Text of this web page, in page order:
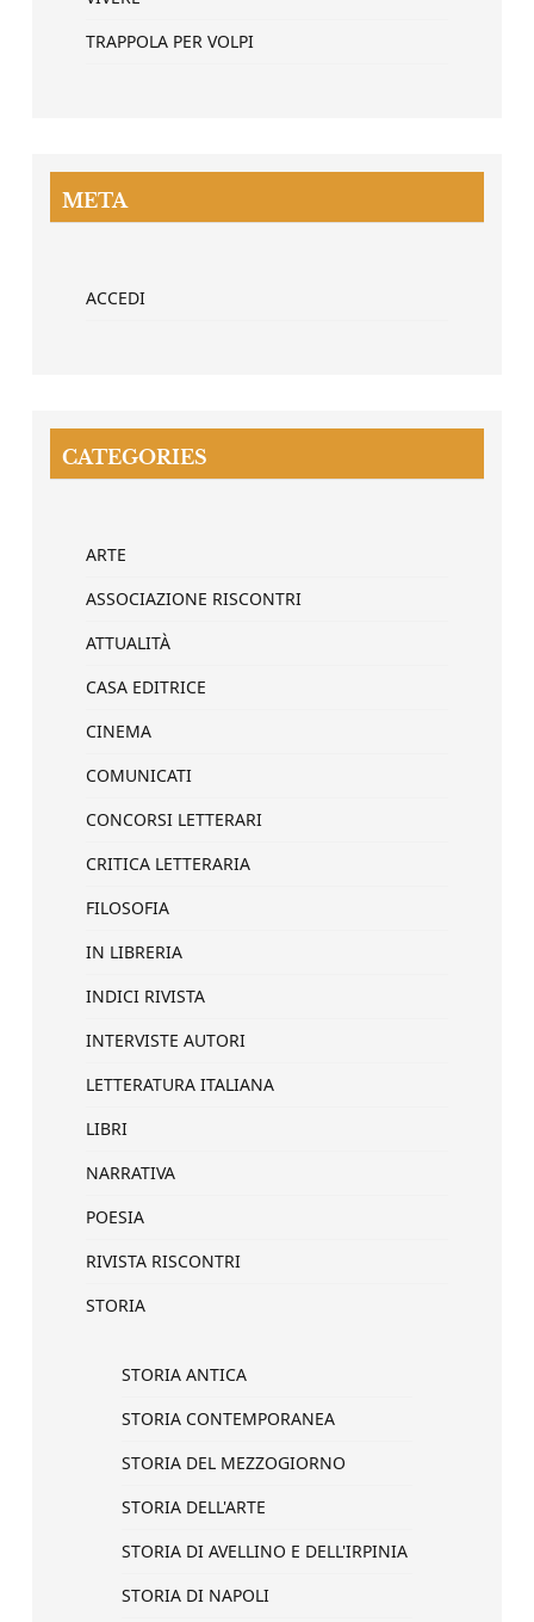
TRAPPOLA PER VOLPI
META
ACCEDI
CATEGORIES
ARTE
ASSOCIAZIONE RISCONTRI
ATTUALITÀ
CASA EDITRICE
CINEMA
COMUNICATI
CONCORSI LETTERARI
CRITICA LETTERARIA
FILOSOFIA
IN LIBRERIA
INDICI RIVISTA
INTERVISTE AUTORI
LETTERATURA ITALIANA
LIBRI
NARRATIVA
POESIA
RIVISTA RISCONTRI
STORIA
STORIA ANTICA
STORIA CONTEMPORANEA
STORIA DEL MEZZOGIORNO
STORIA DELL'ARTE
STORIA DI AVELLINO E DELL'IRPINIA
STORIA DI NAPOLI